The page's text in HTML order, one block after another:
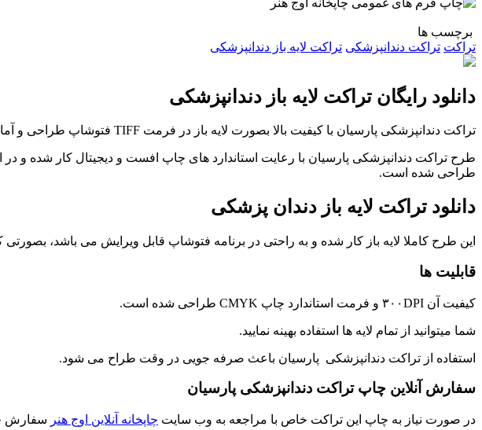
برچسب ها
تراکت تراکت دندانپزشکی تراکت لایه باز دندانپزشکی
دانلود رایگان تراکت لایه باز دندانپزشکی
تراکت دندانپزشکی پارسیان با کیفیت بالا بصورت لایه باز در فرمت TIFF فتوشاپ طراحی و آماده دانلود می باشد. این طرح با چیدمان مناسب و متن مناسب برای کلینیک های دندانپزشکی طراحی شده است.
طرح تراکت دندانپزشکی پارسیان با رعایت استاندارد های چاپ افست و دیجیتال کار شده
طراحی شده است.
دانلود تراکت لایه باز دندان پزشکی
این طرح کاملا لایه باز کار شده و به راحتی در برنامه فتوشاپ قابل ویرایش می باشد،
قابلیت ها
کیفیت آن ۳۰۰DPI و فرمت استاندارد چاپ CMYK طراحی شده است.
شما میتوانید از تمام لایه ها استفاده بهینه نمایید.
استفاده از تراکت دندانپزشکی پارسیان باعث صرفه جویی در وقت طراح می شود.
سفارش آنلاین چاپ تراکت دندانپزشکی پارسیان
در صورت نیاز به چاپ این تراکت خاص با مراجعه به وب سایت چاپخانه آنلاین اوج هنر سفارش